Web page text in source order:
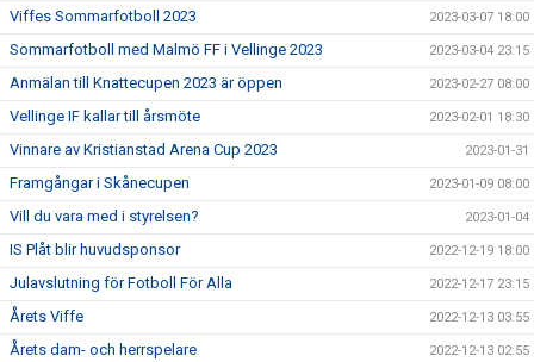
Viffes Sommarfotboll 2023 2023-03-07 18:00
Sommarfotboll med Malmö FF i Vellinge 2023 2023-03-04 23:15
Anmälan till Knattecupen 2023 är öppen 2023-02-27 08:00
Vellinge IF kallar till årsmöte 2023-02-01 18:30
Vinnare av Kristianstad Arena Cup 2023 2023-01-31
Framgångar i Skånecupen 2023-01-09 08:00
Vill du vara med i styrelsen? 2023-01-04
IS Plåt blir huvudsponsor 2022-12-19 18:00
Julavslutning för Fotboll För Alla 2022-12-17 23:15
Årets Viffe 2022-12-13 03:55
Årets dam- och herrspelare 2022-12-13 02:55